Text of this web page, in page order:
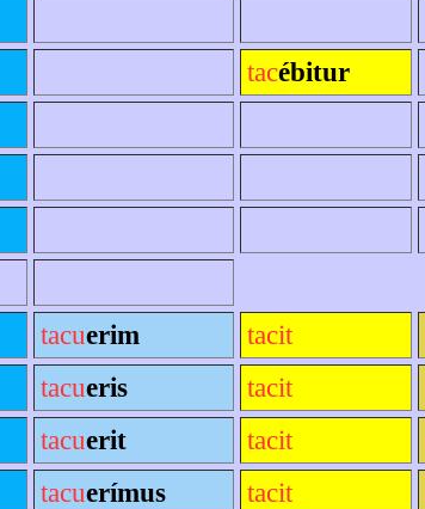
tacébitur
tacuerim tacit
tacueris tacit
tacuerit tacit
tacuerímus tacit